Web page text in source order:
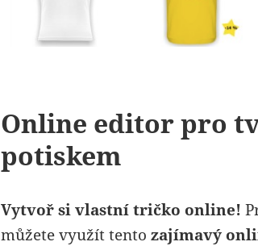
Online editor pro
potiskem
Vytvoř si vlastní tričko online!
můžete využít tentozajímavý